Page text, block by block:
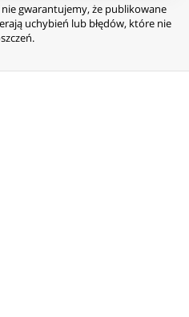
gwarantujemy, że publikowane
uchybień lub błędów, które nie